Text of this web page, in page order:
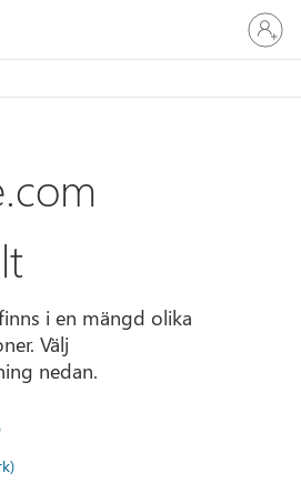
Logga
in
på
konto
i en mängd olika
Välj
nedan.